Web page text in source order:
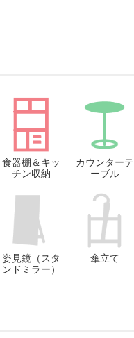
食器棚＆キッ
チン収納
カウンターテ
ーブル
姿見鏡（スタ
ンドミラー）
傘立て